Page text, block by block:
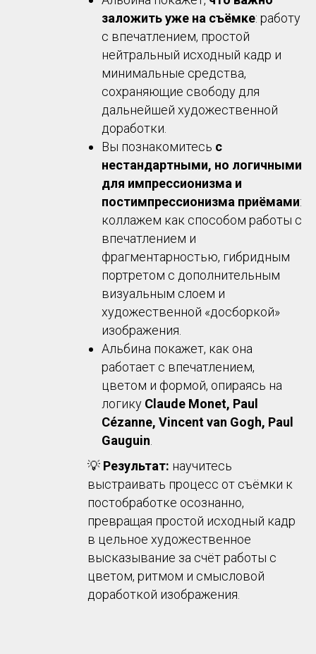
заложить уже на съёмке: работу
с впечатлением, простой
нейтральный исходный кадр и
минимальные средства,
сохраняющие свободу для
дальнейшей художественной
доработки.
Вы познакомитесь с
нестандартными, но логичными
для импрессионизма и
постимпрессионизма приёмами:
коллажем как способом работы с
впечатлением и
фрагментарностью, гибридным
портретом с дополнительным
визуальным слоем и
художественной «досборкой»
изображения.
Альбина покажет, как она
работает с впечатлением,
цветом и формой, опираясь на
логику Claude Monet, Paul
Cézanne, Vincent van Gogh, Paul
Gauguin
💡 Результат: научитесь
выстраивать процесс от съёмки к
постобработке осознанно,
превращая простой исходный кадр
в цельное художественное
высказывание за счёт работы с
цветом, ритмом и смысловой
доработкой изображения.